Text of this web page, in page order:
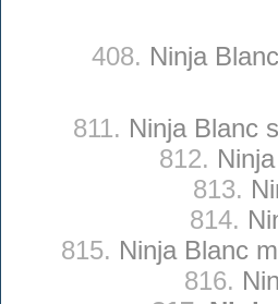
408. Ninja
811. Ninja Blanc
812.
813.
814.
815. Ninja Blanc
816.